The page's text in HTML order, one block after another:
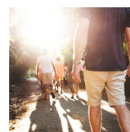
e
u
m
o
y
n
a
w
2
5
:
N
e
b
e
z